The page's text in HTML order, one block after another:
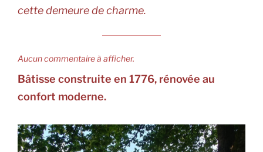
cette demeure de charme.
Aucun commentaire à afficher.
Bâtisse construite en 1776, rénovée au
confort moderne.